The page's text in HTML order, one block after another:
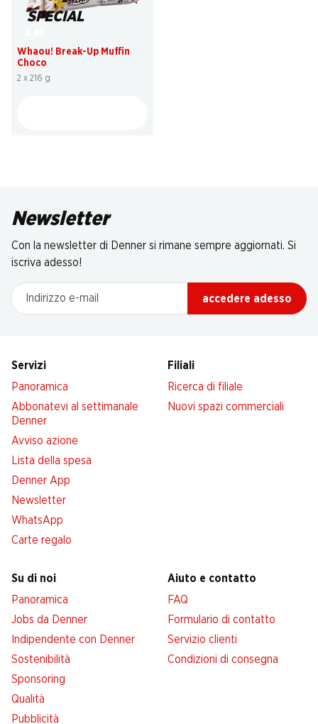
SPECIAL
Whaou! Break-Up Muffin
Choco
2 x 216 g
Newsletter
Con la newsletter di Denner si rimane sempre aggiornati. Si
iscriva adesso!
Indirizzo e-mail
accedere adesso
Servizi
Panoramica
Abbonatevi al settimanale
Denner
Avviso azione
Lista della spesa
Denner App
Newsletter
WhatsApp
Carte regalo
Filiali
Ricerca di filiale
Nuovi spazi commerciali
Su di noi
Panoramica
Jobs da Denner
Indipendente con Denner
Sostenibilità
Sponsoring
Qualità
Pubblicità
Aiuto e contatto
FAQ
Formulario di contatto
Servizio clienti
Condizioni di consegna